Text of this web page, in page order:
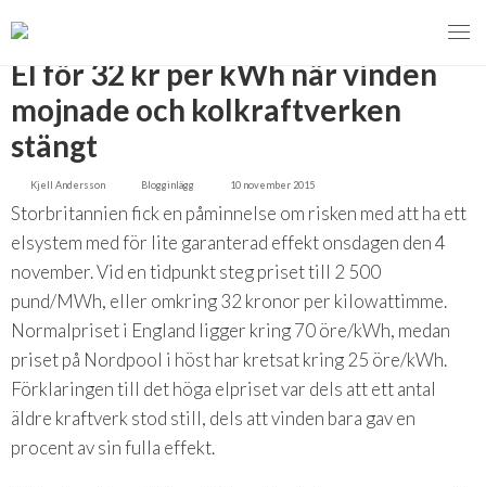
MENY
Svebios valmanifest 2026
Styrmedel
Koldioxidskatt
Besvarade remisser
2026
Remisser på gång
OM BIOENERGI
Aktuella frågor
Ger förbränning en kolskuld?
Det finns inget liv utan förbränning
Biovärme
Biodrivmedel
Biokraft
PRESS
MEDLEMSKAP
Associerad medlem
Privat medlem
EVENEMANG
El för 32 kr per kWh när vinden
mojnade och kolkraftverken
stängt
Kjell Andersson Blogginlägg 10 november 2015
Storbritannien fick en påminnelse om risken med att ha ett
elsystem med för lite garanterad effekt onsdagen den 4
november. Vid en tidpunkt steg priset till 2 500
pund/MWh, eller omkring 32 kronor per kilowattimme.
Normalpriset i England ligger kring 70 öre/kWh, medan
priset på Nordpool i höst har kretsat kring 25 öre/kWh.
Förklaringen till det höga elpriset var dels att ett antal
äldre kraftverk stod still, dels att vinden bara gav en
procent av sin fulla effekt.